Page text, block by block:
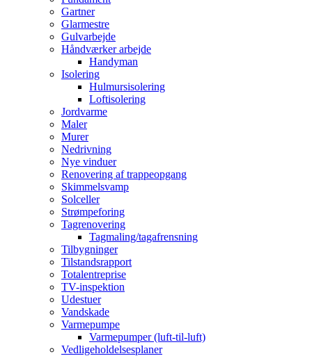
Gartner
Glarmestre
Gulvarbejde
Håndværker arbejde
Handyman
Isolering
Hulmursisolering
Loftisolering
Jordvarme
Maler
Murer
Nedrivning
Nye vinduer
Renovering af trappeopgang
Skimmelsvamp
Solceller
Strømpeforing
Tagrenovering
Tagmaling/tagafrensning
Tilbygninger
Tilstandsrapport
Totalentreprise
TV-inspektion
Udestuer
Vandskade
Varmepumpe
Varmepumper (luft-til-luft)
Vedligeholdelsesplaner